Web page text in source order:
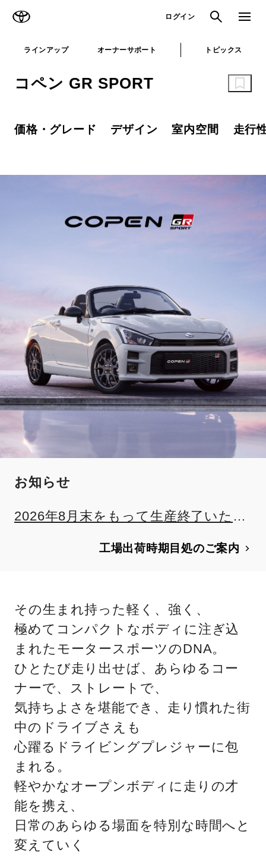
ログイン 検索 メニュ
ラインアップ オーナーサポート トピックス
コペン GR SPORT
価格・グレード デザイン 室内空間 走行
お知らせ
2026年8月末をもって生産終了いたし
工場出荷時期目処のご案内
その生まれ持った軽く、強く、
極めてコンパクトなボディに注ぎ込
まれたモータースポーツのDNA。
ひとたび走り出せば、あらゆるコー
ナーで、ストレートで、
気持ちよさを堪能でき、走り慣れた街
中のドライブさえも
心躍るドライビングプレジャーに包
まれる。
軽やかなオープンボディに走りの才
能を携え、
日常のあらゆる場面を特別な時間へと
変えていく